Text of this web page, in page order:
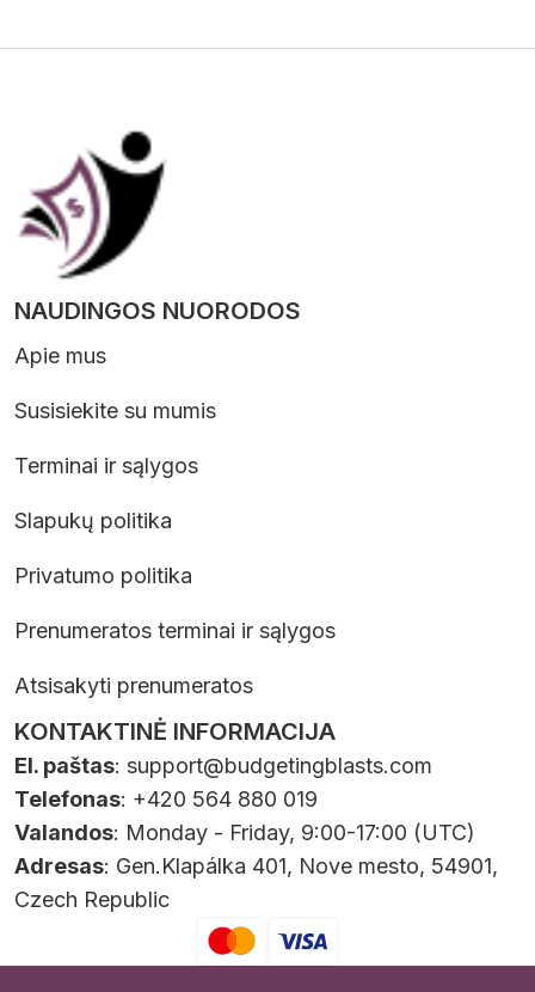
NAUDINGOS NUORODOS
Apie mus
Susisiekite su mumis
Terminai ir sąlygos
Slapukų politika
Privatumo politika
Prenumeratos terminai ir sąlygos
Atsisakyti prenumeratos
KONTAKTINĖ INFORMACIJA
El. paštas: support@budgetingblasts.com
Telefonas: +420 564 880 019
Valandos: Monday - Friday, 9:00-17:00 (UTC)
Adresas: Gen.Klapálka 401, Nove mesto, 54901,
Czech Republic